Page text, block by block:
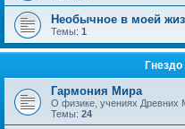
Необычное в моей
Темы: 1
Гармония Мира
О физике, учениях Древних
Темы: 24